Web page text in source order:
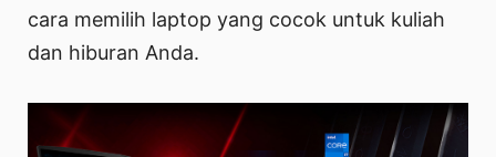
cara memilih laptop yang cocok untuk kuliah
dan hiburan Anda.